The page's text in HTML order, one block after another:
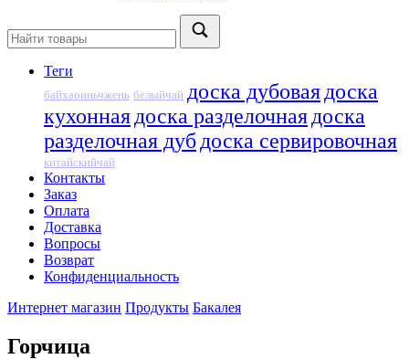
Теги
байхаоиньчжень белыйчай доска дубовая доска
кухонная доска разделочная доска
разделочная дуб доска сервировочная
китайскийчай
Контакты
Заказ
Оплата
Доставка
Вопросы
Возврат
Конфиденциальность
Интернет магазин Продукты Бакалея
Горчица